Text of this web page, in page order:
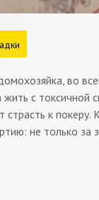
во
с токсичной
страсть к покеру.
не только за